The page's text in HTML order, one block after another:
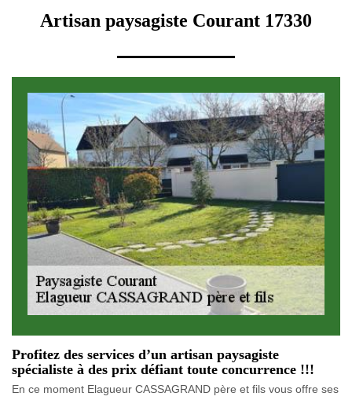
Artisan paysagiste Courant 17330
Profitez des services d’un artisan paysagiste
spécialiste à des prix défiant toute concurrence !!!
En ce moment Elagueur CASSAGRAND père et fils vous offre ses